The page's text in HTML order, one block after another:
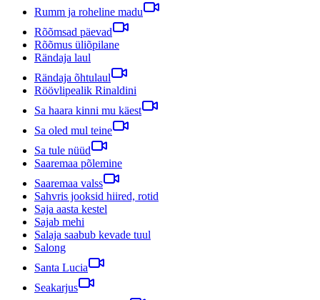
Rumm ja roheline madu
Rõõmsad päevad
Rõõmus üliõpilane
Rändaja laul
Rändaja õhtulaul
Röövlipealik Rinaldini
Sa haara kinni mu käest
Sa oled mul teine
Sa tule nüüd
Saaremaa põlemine
Saaremaa valss
Sahvris jooksid hiired, rotid
Saja aasta kestel
Sajab mehi
Salaja saabub kevade tuul
Salong
Santa Lucia
Seakarjus